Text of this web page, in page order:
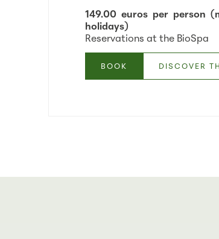
149.00 euros per person
holidays)
Reservations at the BioSpa
BOOK DISCOVER